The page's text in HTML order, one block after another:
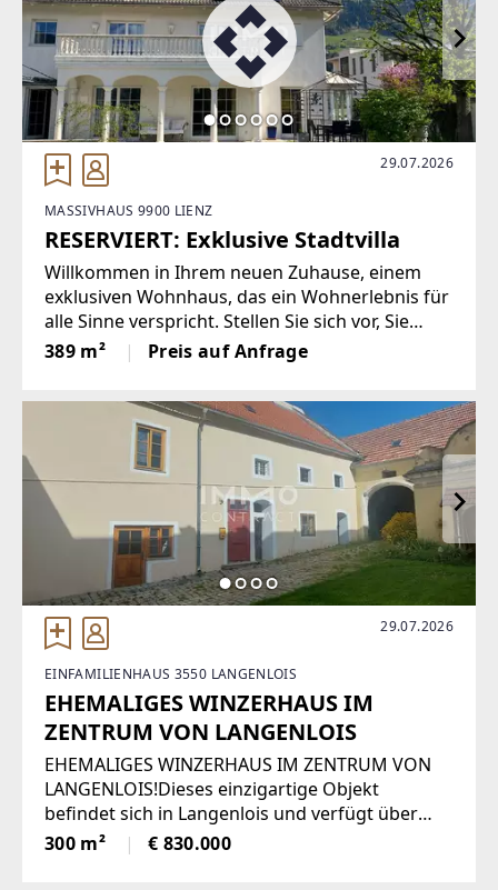
EMAIL
lahoda@absolut-immobilien.com
29.07.2026
MASSIVHAUS 9900 LIENZ
RESERVIERT: Exklusive Stadtvilla
Willkommen in Ihrem neuen Zuhause, einem
exklusiven Wohnhaus, das ein Wohnerlebnis für
alle Sinne verspricht. Stellen Sie sich vor, Sie
genießen täglich den atemberaubenden Blick
auf die majestätische Lienzer Bergwelt und die
389 m² Preis auf Anfrage
29.07.2026
EINFAMILIENHAUS 3550 LANGENLOIS
EHEMALIGES WINZERHAUS IM
ZENTRUM VON LANGENLOIS
EHEMALIGES WINZERHAUS IM ZENTRUM VON
LANGENLOIS!Dieses einzigartige Objekt
befindet sich in Langenlois und verfügt über
eine Gesamt Wohn/Nutzfläche von ca. 300 m².Es
besteht aus 2 Geschäftslokalen mit gesamt ca.
300 m² € 830.000